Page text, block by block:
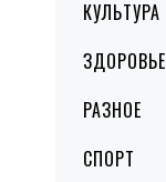
КУЛЬТУРА
ЗДОРОВЬЕ
РАЗНОЕ
СПОРТ